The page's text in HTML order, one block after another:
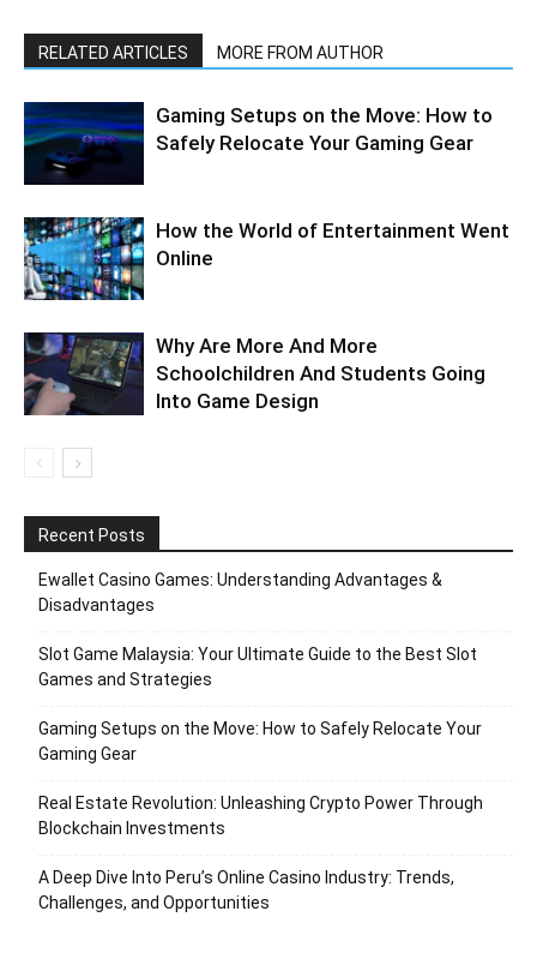
RELATED ARTICLES MORE FROM AUTHOR
Gaming Setups on the Move: How to
Safely Relocate Your Gaming Gear
How the World of Entertainment Went
Online
Why Are More And More
Schoolchildren And Students Going
Into Game Design
Recent Posts
Ewallet Casino Games: Understanding Advantages &
Disadvantages
Slot Game Malaysia: Your Ultimate Guide to the Best Slot
Games and Strategies
Gaming Setups on the Move: How to Safely Relocate Your
Gaming Gear
Real Estate Revolution: Unleashing Crypto Power Through
Blockchain Investments
A Deep Dive Into Peru’s Online Casino Industry: Trends,
Challenges, and Opportunities